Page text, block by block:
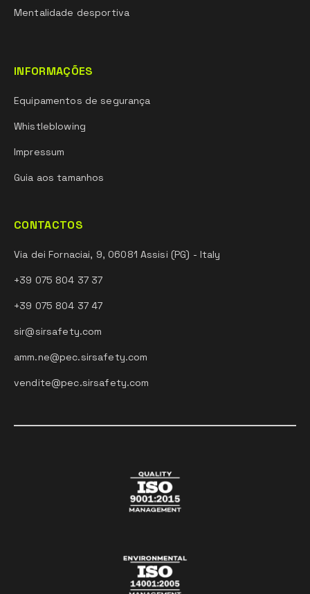
Mentalidade desportiva
INFORMAÇÕES
Equipamentos de segurança
Whistleblowing
Impressum
Guia aos tamanhos
CONTACTOS
Via dei Fornaciai, 9, 06081 Assisi (PG) - Italy
+39 075 804 37 37
+39 075 804 37 47
sir@sirsafety.com
amm.ne@pec.sirsafety.com
vendite@pec.sirsafety.com